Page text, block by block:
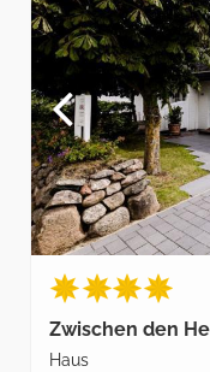
Zwischen den
Haus